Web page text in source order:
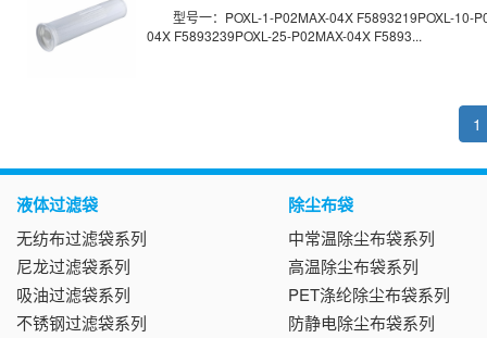
型号一：POXL-1-P02MAX-04X F5893219POXL-10-
04X F5893239POXL-25-P02MAX-04X F5893...
1
液体过滤袋
无纺布过滤袋系列
尼龙过滤袋系列
吸油过滤袋系列
不锈钢过滤袋系列
除尘布袋
中常温除尘布袋系列
高温除尘布袋系列
PET涤纶除尘布袋系列
防静电除尘布袋系列